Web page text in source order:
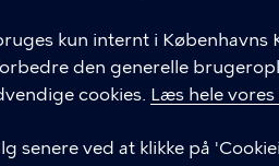
kun internt i
den generelle
cookies. Læs hele
senere ved at klikke på
Københavns Kommune
33 66